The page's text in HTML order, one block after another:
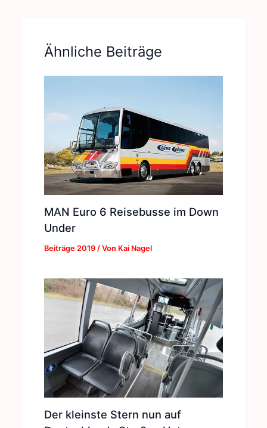
Ähnliche Beiträge
MAN Euro 6 Reisebusse im Down
Under
Beiträge 2019/ Von Kai Nagel
Der kleinste Stern nun auf